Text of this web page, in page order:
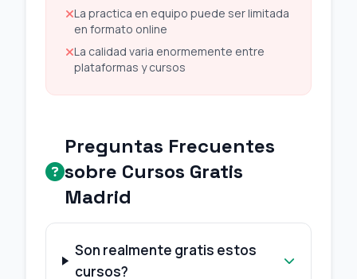
La practica en equipo puede ser limitada
en formato online
La calidad varia enormemente entre
plataformas y cursos
Preguntas Frecuentes
sobre Cursos Gratis
Madrid
Son realmente gratis estos
cursos?